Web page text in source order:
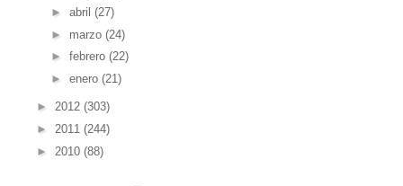
► abril (27)
► marzo (24)
► febrero (22)
► enero (21)
► 2012 (303)
► 2011 (244)
► 2010 (88)